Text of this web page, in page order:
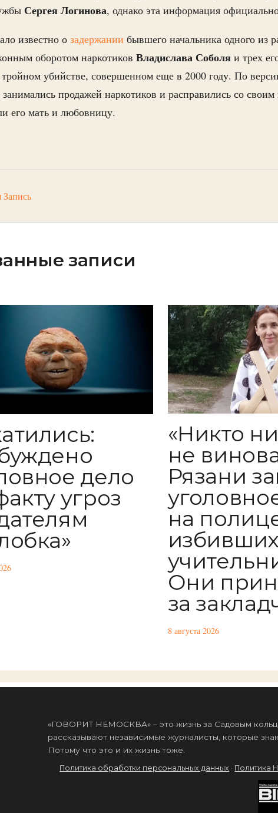
СергеяЛогинова, однако эта информация
известно о задержании бывшего начальника одного из
оборотом наркотиков Владислава Соболя и трех
убийстве, совершенном еще в 2000 году. По
продажей наркотиков и расправились со
его мать и любовницу.
записи
дело
угроз
«Никто
не
Рязани
на
избивших
Они
за
8 августа 2026
«ГОВОРИТ НЕМОСКВА» – это жизнь за Садовым
рассказывают независимые журналисты, которые
Потому что это и их жизнь тоже.
Политика обработки персональных данных · Политика